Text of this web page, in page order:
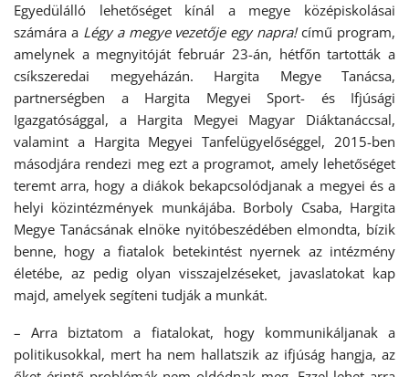
Egyedülálló lehetőséget kínál a megye középiskolásai
számára a Légy a megye vezetője egy napra!című program,
amelynek a megnyitóját február 23-án, hétfőn tartották a
csíkszeredai megyeházán. Hargita Megye Tanácsa,
partnerségben a Hargita Megyei Sport- és Ifjúsági
Igazgatósággal, a Hargita Megyei Magyar Diáktanáccsal,
valamint a Hargita Megyei Tanfelügyelőséggel, 2015-ben
másodjára rendezi meg ezt a programot, amely lehetőséget
teremt arra, hogy a diákok bekapcsolódjanak a megyei és a
helyi közintézmények munkájába. Borboly Csaba, Hargita
Megye Tanácsának elnöke nyitóbeszédében elmondta, bízik
benne, hogy a fiatalok betekintést nyernek az intézmény
életébe, az pedig olyan visszajelzéseket, javaslatokat kap
majd, amelyek segíteni tudják a munkát.
– Arra biztatom a fiatalokat, hogy kommunikáljanak a
politikusokkal, mert ha nem hallatszik az ifjúság hangja, az